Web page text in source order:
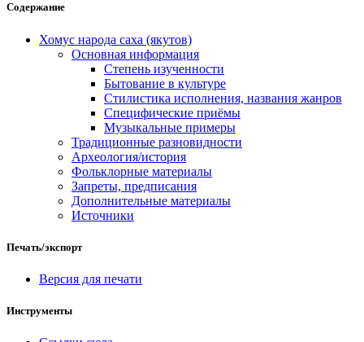
Содержание
Хомус народа саха (якутов)
Основная информация
Степень изученности
Бытование в культуре
Стилистика исполнения, названия жанров
Специфические приёмы
Музыкальные примеры
Традиционные разновидности
Археология/история
Фольклорные материалы
Запреты, предписания
Дополнительные материалы
Источники
Печать/экспорт
Версия для печати
Инструменты